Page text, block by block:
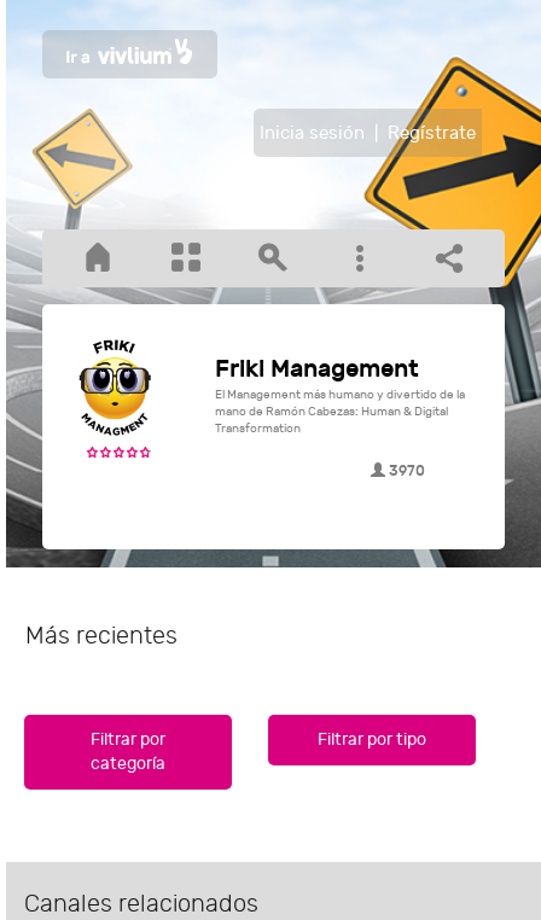
Inicia sesión Regístrate
Friki Management
El Management más humano y divertido de la
mano de Ramón Cabezas: Human & Digital
Transformation
3970
Más recientes
Filtrar por
categoría
Filtrar por tipo
Canales relacionados